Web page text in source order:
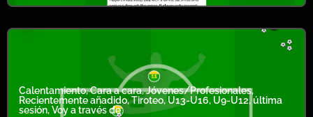
Calentamiento,Cara a cara,Jóvenes/Profesionales,
Recientemente añadido,Tiroteo,U13-U16, U9-U12,última
sesión,Voy a través de